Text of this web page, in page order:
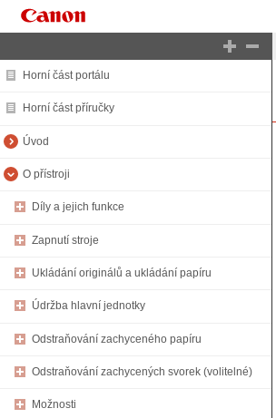
Horní část portálu
Horní část příručky
Úvod
O přístroji
Díly a jejich funkce
Zapnutí stroje
Ukládání originálů a ukládání papíru
Údržba hlavní jednotky
Odstraňování zachyceného papíru
Odstraňování zachycených svorek (volitelné)
Možnosti